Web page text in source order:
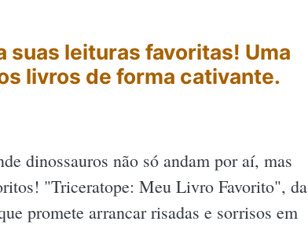
suas leituras favoritas! Uma
livros de forma cativante.
dinossauros não só andam por aí, mas
"Triceratope: Meu Livro Favorito", da
promete arrancar risadas e sorrisos em